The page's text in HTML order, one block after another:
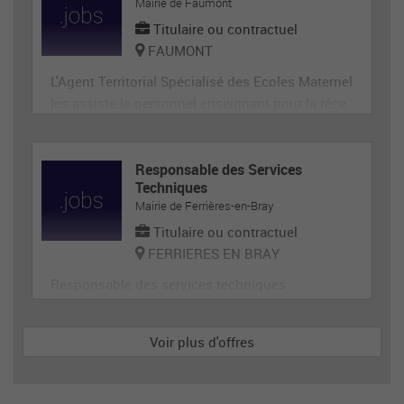
Titulaire ou contractuel
FAUMONT
L'Agent Territorial Spécialisé des Ecoles Maternel
ux et le matériel servant directement aux enfant
s. En tant que membre de la communauté éduca
tive, il p
Responsable des Services
Techniques
Mairie de Ferrières-en-Bray
Titulaire ou contractuel
FERRIERES EN BRAY
Voir plus d'offres